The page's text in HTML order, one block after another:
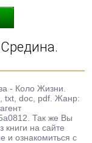
- Коло Жизни.
txt, doc, pdf. Жанр:
Так же Вы
книги на сайте
и ознакомиться с